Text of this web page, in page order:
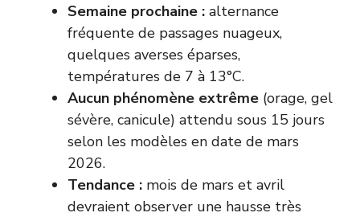
Semaine prochaine : alternance
fréquente de passages nuageux,
quelques averses éparses,
températures de 7 à 13°C.
Aucun phénomène extrême (orage, gel
sévère, canicule) attendu sous 15 jours
selon les modèles en date de mars
2026.
Tendance : mois de mars et avril
devraient observer une hausse très